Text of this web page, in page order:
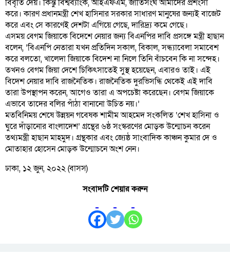
বিবৃতি দেয়। কিন্তু বিশ্বব্যাংক, আইএফএম, জাতিসংঘ আমাদের প্রশংসা
করে। কারণ প্রধানমন্ত্রী শেখ হাসিনার সরকার সাধারণ মানুষের জন্যই বাজেট
করে এবং সে কারণেই দেশটা এগিয়ে গেছে, দারিদ্র্য কমে গেছে।
এসময় বেগম জিয়াকে বিদেশে নেয়ার জন্য বিএনপির দাবি প্রসঙ্গে মন্ত্রী হাছান
বলেন, ‘বিএনপি নেতারা যখন প্রতিদিন সকাল, বিকাল, সন্ধ্যাবেলা সমাবেশ
করে বলতো, খালেদা জিয়াকে বিদেশ না নিলে তিনি বাঁচবেন কি না সন্দেহ।
তখনও বেগম জিয়া দেশে চিকিৎসাতেই সুস্থ হয়েছেন, এবারও তাই। এই
বিদেশ নেয়ার দাবি রাজনৈতিক। রাজনৈতিক দুরভিসন্ধি থেকেই এই দাবি
তারা উপস্থাপন করেন, আগেও তারা এ অপচেষ্টা করেছেন। বেগম জিয়াকে
এভাবে তাদের বলির পাঁঠা বানানো উচিত নয়।’
মতবিনিময় শেষে উন্নয়ন গবেষক শামীম আহমেদ সংকলিত ‘শেখ হাসিনা ও
ঘুরে দাঁড়ানোর বাংলাদেশ’ গ্রন্থের ৬ষ্ঠ সংস্করণের মোড়ক উন্মোচন করেন
তথ্যমন্ত্রী হাছান মাহমুদ। গ্রন্থকার এবং জ্যেষ্ঠ সাংবাদিক কাঞ্চন কুমার দে ও
মোতাহার হোসেন মোড়ক উন্মোচনে অংশ নেন।
ঢাকা, ১২ জুন, ২০২২ (বাসস)
সংবাদটি শেয়ার করুন